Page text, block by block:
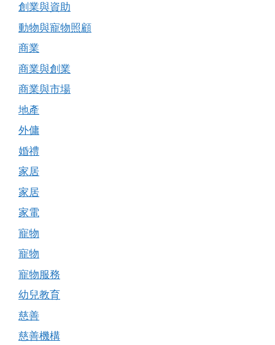
創業與資助
動物與寵物照顧
商業
商業與創業
商業與市場
地產
外傭
婚禮
家居
家居
家電
寵物
寵物
寵物服務
幼兒教育
慈善
慈善機構